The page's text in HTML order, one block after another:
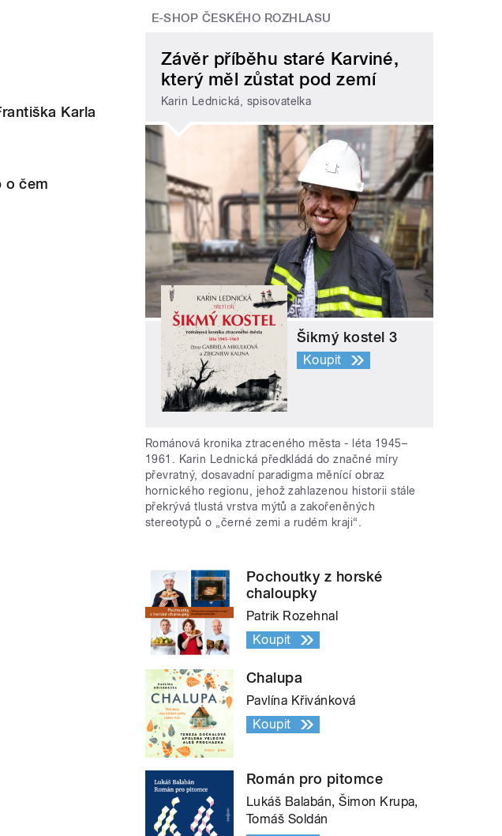
Karla
o čem
E-SHOP ČESKÉHO ROZHLASU
Závěr příběhu staré Karviné,
který měl zůstat pod zemí
Karin Lednická, spisovatelka
Šikmý kostel 3
Koupit
Románová kronika ztraceného města - léta 1945–
1961. Karin Lednická předkládá do značné míry
převratný, dosavadní paradigma měnící obraz
hornického regionu, jehož zahlazenou historii stále
překrývá tlustá vrstva mýtů a zakořeněných
stereotypů o „černé zemi a rudém kraji“.
Pochoutky z horské
chaloupky
Patrik Rozehnal
Koupit
Chalupa
Pavlína Křivánková
Koupit
Román pro pitomce
Lukáš Balabán, Šimon Krupa,
Tomáš Soldán